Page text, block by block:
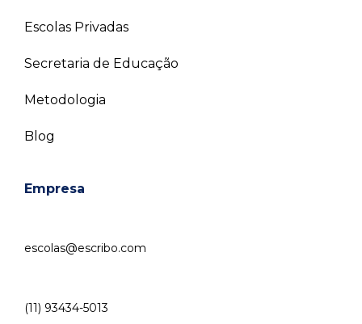
Escolas Privadas
Secretaria de Educação
Metodologia
Blog
Empresa
escolas@escribo.com
(11) 93434-5013